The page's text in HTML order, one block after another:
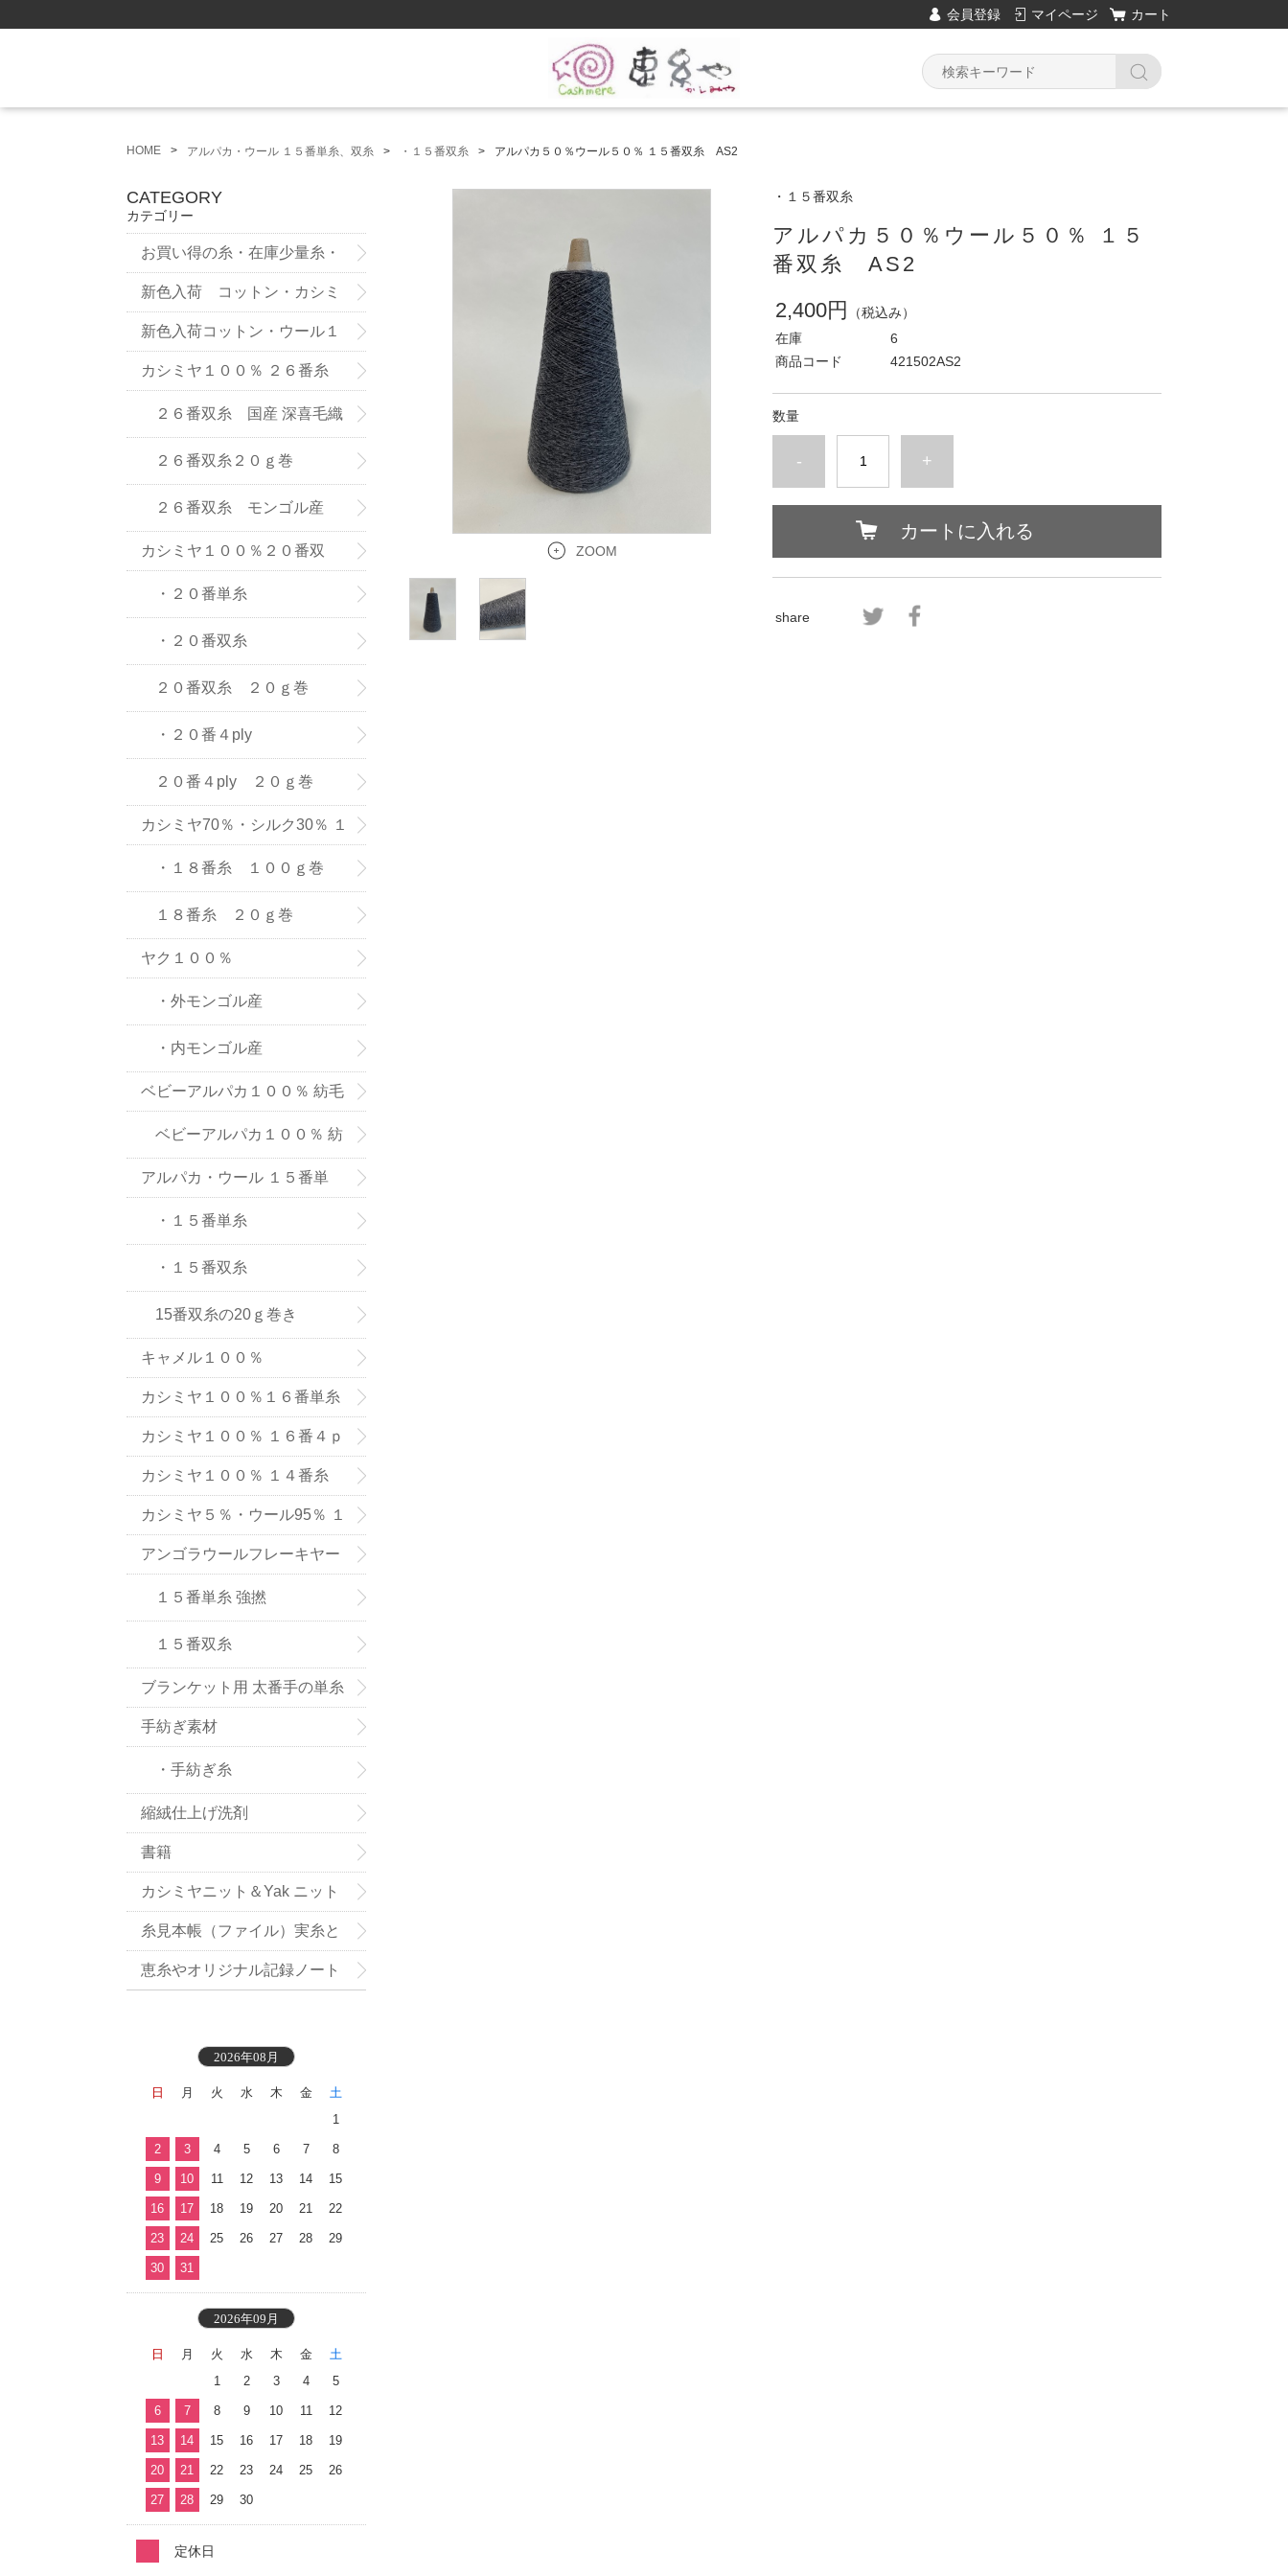
会員登録 マイページ カート
HOME アルパカ・ウール １５番単糸、双糸 ・１５番双糸 アルパカ５０％ウール５０％ １５番双糸 AS2
ZOOM
・１５番双糸
アルパカ５０％ウール５０％ １５
番双糸 AS2
2,400円
（税込み）
在庫
6
商品コード
421502AS2
数量
- +
カートに入れる
share
CATEGORY
カテゴリー
お買い得の糸・在庫少量糸・
試作品
新色入荷 コットン・カシミ
ヤ ７５番糸3ply
新色入荷コットン・ウール１
２番双糸
カシミヤ１００％ ２６番糸
２６番双糸 国産 深喜毛織
(株) の紡績糸
２６番双糸２０ｇ巻
２６番双糸 モンゴル産
カシミヤ１００％２０番双
糸・単糸
・２０番単糸
・２０番双糸
２０番双糸 ２０ｇ巻
・２０番４ply
２０番４ply ２０ｇ巻
カシミヤ70％・シルク30％ １
８番糸
・１８番糸 １００ｇ巻
１８番糸 ２０ｇ巻
ヤク１００％
・外モンゴル産
・内モンゴル産
ベビーアルパカ１００％ 紡毛
ベビーアルパカ１００％ 紡
毛糸-２０ｇ巻き
アルパカ・ウール １５番単
糸、双糸
・１５番単糸
・１５番双糸
15番双糸の20ｇ巻き
キャメル１００％
カシミヤ１００％１６番単糸
（手織り用） ６色
カシミヤ１００％ １６番４ｐ
ｌｙ手編み用（中細タイプ）
カシミヤ１００％ １４番糸
（在庫限りで販売終了）
カシミヤ５％・ウール95％ １
６番単糸
アンゴラウールフレーキヤー
ン １５番糸
１５番単糸 強撚
１５番双糸
ブランケット用 太番手の単糸
手紡ぎ素材
・手紡ぎ糸
縮絨仕上げ洗剤
書籍
カシミヤニット＆Yak ニット
小物お買い得
糸見本帳（ファイル）実糸と
織地見本付き
恵糸やオリジナル記録ノート
2026年08月
日 月 火 水 木 金
土
1
2 3 4 5 6 7 8
9 10 11 12 13 14 15
16 17 18 19 20 21 22
23 24 25 26 27 28 29
30 31
2026年09月
日 月 火 水 木 金
土
1
2 3 4 5
6 7 8 9 10 11 12
13 14 15 16 17 18 19
20 21 22 23 24 25 26
27 28 29 30
定休日